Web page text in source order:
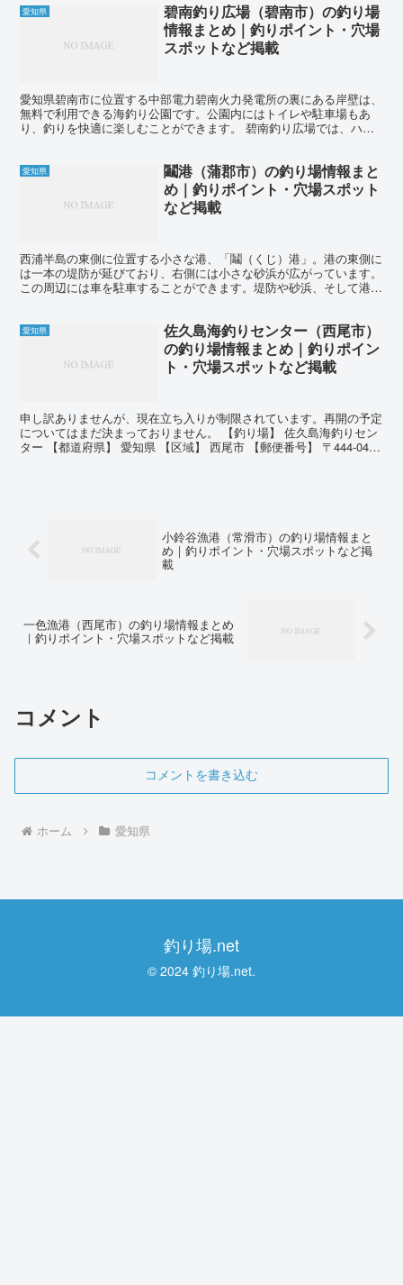
愛知県
碧南釣り広場（碧南市）の釣り場
情報まとめ｜釣りポイント・穴場
スポットなど掲載
愛知県碧南市に位置する中部電力碧南火力発電所の裏にある岸壁は、
無料で利用できる海釣り公園です。公園内にはトイレや駐車場もあ
り、釣りを快適に楽しむことができます。 碧南釣り広場では、ハ
愛知県
鬮港（蒲郡市）の釣り場情報まと
め｜釣りポイント・穴場スポット
など掲載
西浦半島の東側に位置する小さな港、「鬮（くじ）港」。港の東側に
は一本の堤防が延びており、右側には小さな砂浜が広がっています。
この周辺には車を駐車することができます。堤防や砂浜、そして港内
愛知県
佐久島海釣りセンター（西尾市）
の釣り場情報まとめ｜釣りポイン
ト・穴場スポットなど掲載
申し訳ありませんが、現在立ち入りが制限されています。再開の予定
についてはまだ決まっておりません。 【釣り場】 佐久島海釣りセン
ター 【都道府県】 愛知県 【区域】 西尾市 【郵便番号】 〒444-0416
小鈴谷漁港（常滑市）の釣り場情報まと
め｜釣りポイント・穴場スポットなど掲
載
一色漁港（西尾市）の釣り場情報まとめ
｜釣りポイント・穴場スポットなど掲載
コメント
コメントを書き込む
ホーム 愛知県
釣り場.net
© 2024 釣り場.net.